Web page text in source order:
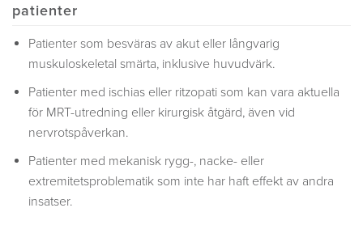
patienter
Patienter som besväras av akut eller långvarig
muskuloskeletal smärta, inklusive huvudvärk.
Patienter med ischias eller ritzopati som kan vara aktuella
för MRT-utredning eller kirurgisk åtgärd, även vid
nervrotspåverkan.
Patienter med mekanisk rygg-, nacke- eller
extremitetsproblematik som inte har haft effekt av andra
insatser.